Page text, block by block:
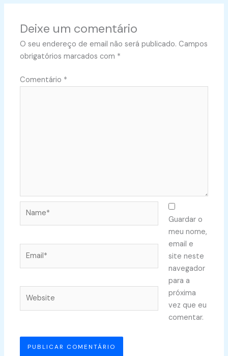
Deixe um comentário
O seu endereço de email não será publicado. Campos
obrigatórios marcados com *
Comentário *
Guardar o
meu nome,
email e
site neste
navegador
para a
próxima
vez que eu
comentar.